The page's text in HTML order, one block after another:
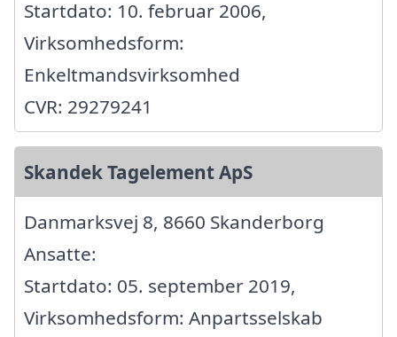
Startdato: 10. februar 2006,
Virksomhedsform:
Enkeltmandsvirksomhed
CVR: 29279241
Skandek Tagelement ApS
Danmarksvej 8, 8660 Skanderborg
Ansatte:
Startdato: 05. september 2019,
Virksomhedsform: Anpartsselskab